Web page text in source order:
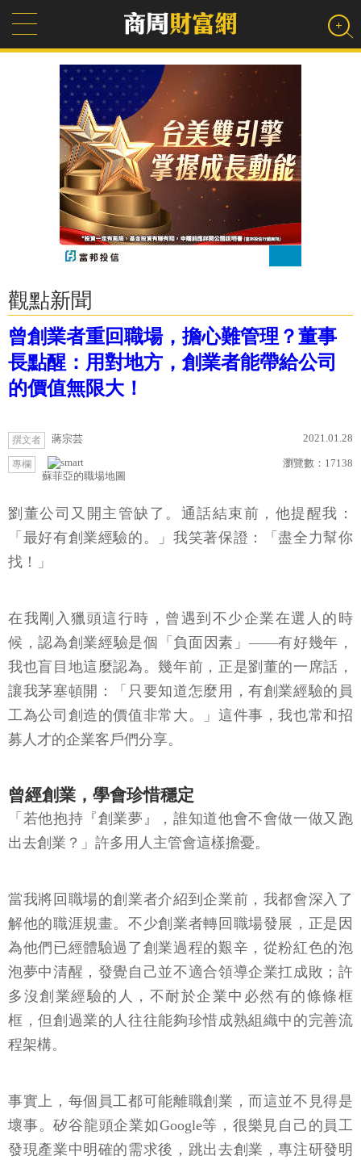
觀點新聞
曾創業者重回職場，擔心難管理？董事
長點醒：用對地方，創業者能帶給公司
的價值無限大！
撰文者 蔣宗芸 2021.01.28
專欄
蘇菲亞的職場地圖
瀏覽數： 17138
劉董公司又開主管缺了。通話結束前，他提醒我：
「最好有創業經驗的。」我笑著保證：「盡全力幫你
找！」
在我剛入獵頭這行時，曾遇到不少企業在選人的時
候，認為創業經驗是個「負面因素」——有好幾年，
我也盲目地這麼認為。幾年前，正是劉董的一席話，
讓我茅塞頓開：「只要知道怎麼用，有創業經驗的員
工為公司創造的價值非常大。」這件事，我也常和招
募人才的企業客戶們分享。
曾經創業，學會珍惜穩定
「若他抱持『創業夢』，誰知道他會不會做一做又跑
出去創業？」許多用人主管會這樣擔憂。
當我將回職場的創業者介紹到企業前，我都會深入了
解他的職涯規畫。不少創業者轉回職場發展，正是因
為他們已經體驗過了創業過程的艱辛，從粉紅色的泡
泡夢中清醒，發覺自己並不適合領導企業扛成敗；許
多沒創業經驗的人，不耐於企業中必然有的條條框
框，但創過業的人往往能夠珍惜成熟組織中的完善流
程架構。
事實上，每個員工都可能離職創業，而這並不見得是
壞事。矽谷龍頭企業如Google等，很樂見自己的員工
發現產業中明確的需求後，跳出去創業，專注研發明